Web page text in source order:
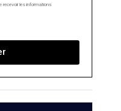
les informations